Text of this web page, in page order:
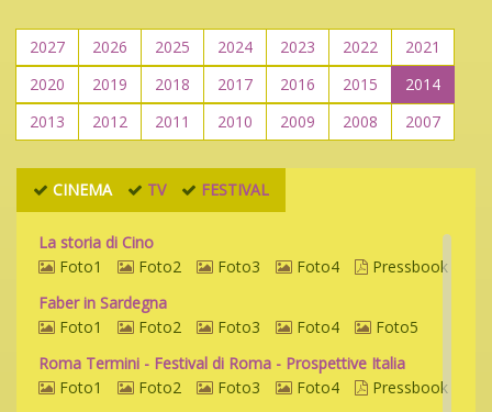
2027 2026 2025 2024 2023 2022
2021
2020
2019 2018 2017 2016 2015
2014
2013
2012 2011 2010 2009 2008 2007
CINEMA TV FESTIVAL
La storia di Cino
Foto1
Foto2 Foto3 Foto4
Pressbook
Faber in Sardegna
Foto1
Foto2 Foto3 Foto4
Foto5
Roma Termini - Festival di Roma - Prospettive Italia
Foto1
Foto2 Foto3 Foto4
Pressbook